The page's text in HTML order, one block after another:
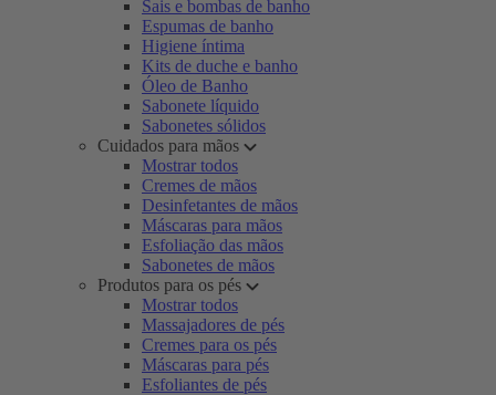
Sais e bombas de banho
Espumas de banho
Higiene íntima
Kits de duche e banho
Óleo de Banho
Sabonete líquido
Sabonetes sólidos
Cuidados para mãos
Mostrar todos
Cremes de mãos
Desinfetantes de mãos
Máscaras para mãos
Esfoliação das mãos
Sabonetes de mãos
Produtos para os pés
Mostrar todos
Massajadores de pés
Cremes para os pés
Máscaras para pés
Esfoliantes de pés